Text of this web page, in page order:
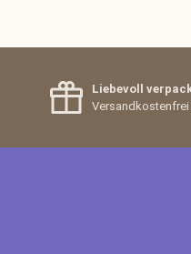
Liebevoll
Versandkostenfrei